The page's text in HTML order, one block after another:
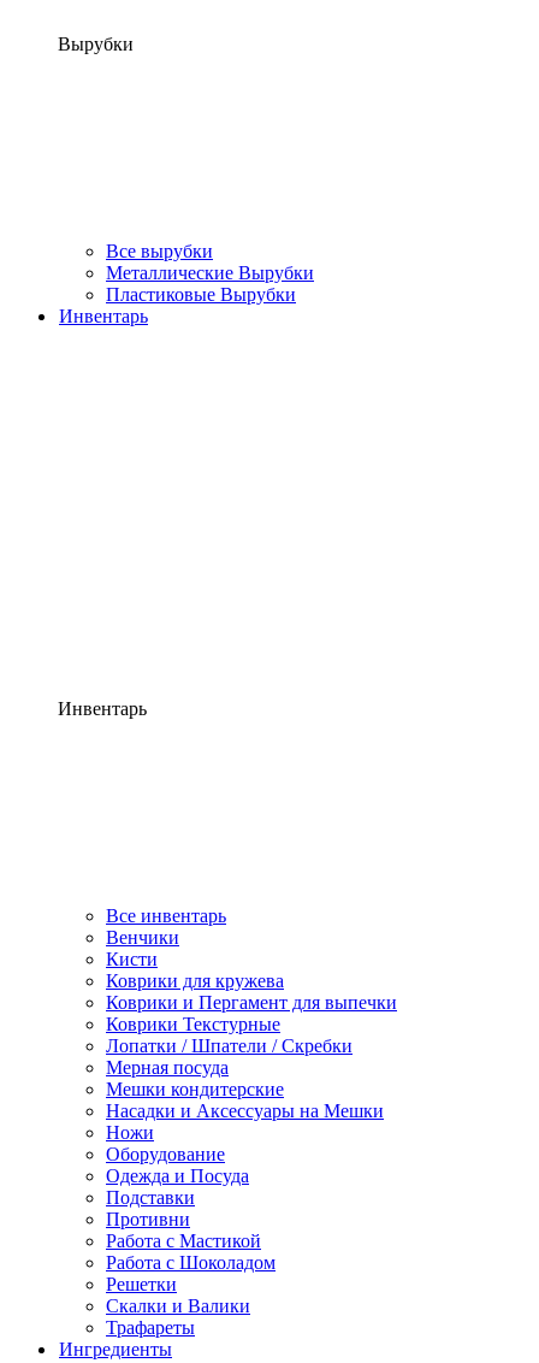
Вырубки
Все вырубки
Металлические Вырубки
Пластиковые Вырубки
Инвентарь
Инвентарь
Все инвентарь
Венчики
Кисти
Коврики для кружева
Коврики и Пергамент для выпечки
Коврики Текстурные
Лопатки / Шпатели / Скребки
Мерная посуда
Мешки кондитерские
Насадки и Аксессуары на Мешки
Ножи
Оборудование
Одежда и Посуда
Подставки
Противни
Работа с Мастикой
Работа с Шоколадом
Решетки
Скалки и Валики
Трафареты
Ингредиенты